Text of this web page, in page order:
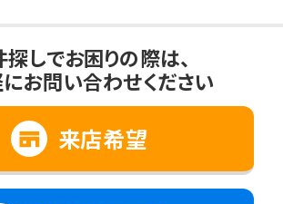
しでお困りの際は、
お問い合わせください
来店希望